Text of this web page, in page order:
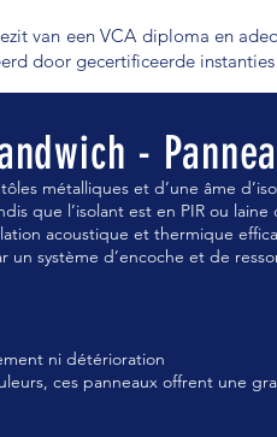
van een VCA diploma en
door gecertificeerde
-
métalliques et d’une âme
que l’isolant est en PIR ou laine
acoustique et thermique
un système d’encoche et de
ni détérioration
ces panneaux offrent une